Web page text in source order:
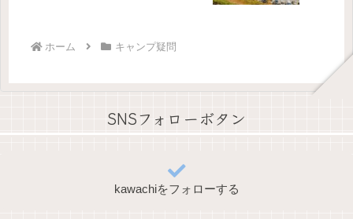
ホーム キャンプ疑問
SNSフォローボタン
kawachiをフォローする